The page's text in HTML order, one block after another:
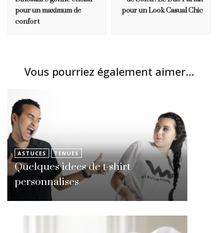
pour un maximum de
confort
pour un Look Casual Chic
Vous pourriez également aimer...
ASTUCES TENUES
Quelques idees de t-shirt
personnalises